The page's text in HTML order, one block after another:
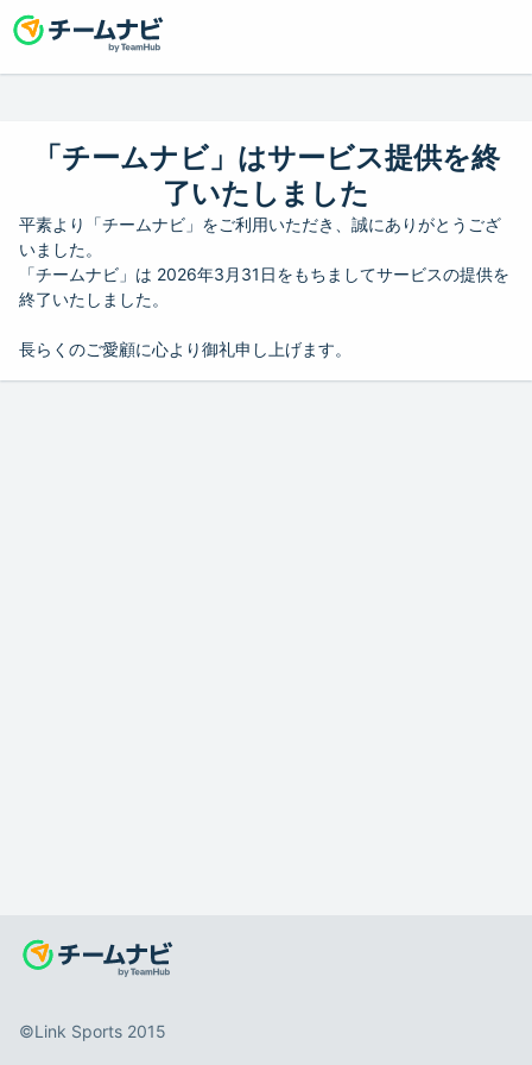
「チームナビ」はサービス提供を終
了いたしました
平素より「チームナビ」をご利用いただき、誠にありがとうござ
いました。
「チームナビ」は 2026年3月31日をもちましてサービスの提供を
終了いたしました。
長らくのご愛顧に心より御礼申し上げます。
©️Link Sports 2015